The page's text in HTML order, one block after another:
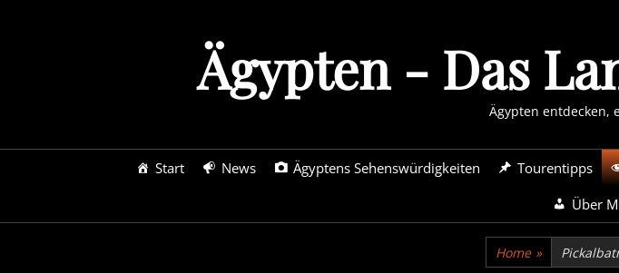
Ägypten - Das
Ägypten entdecken,
Primary
Start News Ägyptens Sehenswürdigkeiten Tourentipps
Über
Home »